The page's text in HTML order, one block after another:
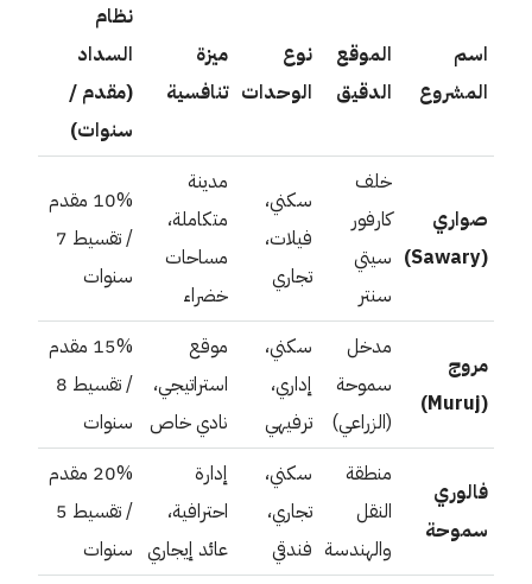
اسم
المشروع
الموقع
الدقيق
نوع
الوحدات
ميزة
تنافسية
نظام
السداد
(مقدم /
سنوات)
صواري
(Sawary)
خلف
كارفور
سيتي
سنتر
سكني،
فيلات،
تجاري
مدينة
متكاملة،
مساحات
خضراء
10% مقدم
/ تقسيط 7
سنوات
مروج
(Muruj)
مدخل
سموحة
(الزراعي)
سكني،
إداري،
ترفيهي
موقع
استراتيجي،
نادي خاص
15% مقدم
/ تقسيط 8
سنوات
فالوري
سموحة
منطقة
النقل
والهندسة
سكني،
تجاري،
فندقي
إدارة
احترافية،
عائد إيجاري
20% مقدم
/ تقسيط 5
سنوات